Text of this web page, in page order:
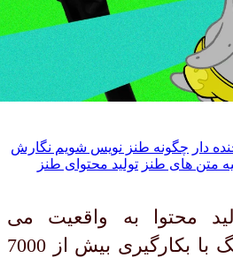
دار چگونه طنز نویس شویم نگارش
متن های طنز تولید محتوای طنز
محتوا به واقعیت می
رسانیم. رایا مارکتینگ با بکارگیری بیش از 7000